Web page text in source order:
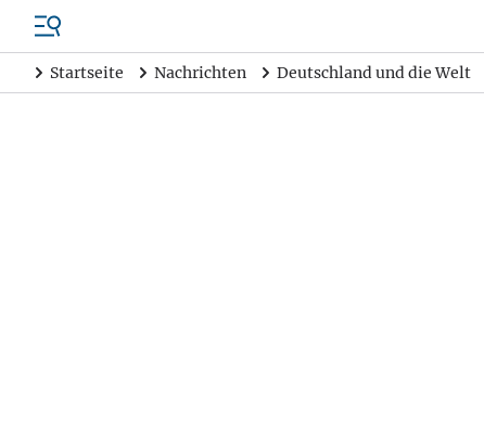
Startseite Nachrichten Deutschland und die Welt